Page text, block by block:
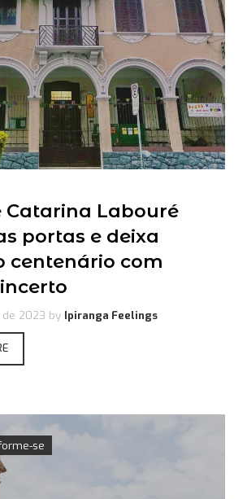
Catarina Labouré
portas e deixa
centenário com
de 2023 by Ipiranga Feelings
se